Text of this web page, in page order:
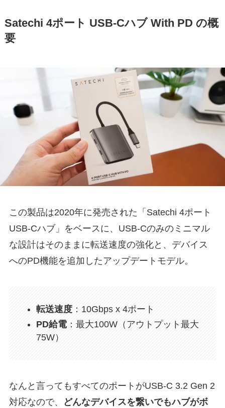
Satechi 4ポート USB-Cハブ With PD の概
要
この製品は2020年に発売された「Satechi 4ポート
USB-Cハブ」をベースに、USB-Cのみのミニマル
な設計はそのままに転送速度の強化と、デバイス
へのPD機能を追加したアップデートモデル。
転送速度：10Gbps x 4ポート
PD給電：最大100W（アウトプット最大
75W）
なんと言ってもすべてのポートがUSB-C 3.2 Gen 2
対応なので、
どんなデバイスを繋いでもハブがボ